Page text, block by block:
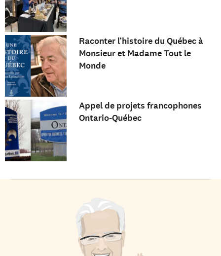
Raconter l’histoire du Québec à
Monsieur et Madame Tout le
Monde
Appel de projets francophones
Ontario-Québec